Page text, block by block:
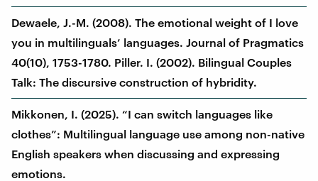
Dewaele, J.-M. (2008). The emotional weight of I love
you in multilinguals’ languages. Journal of Pragmatics
40(10), 1753-1780. Piller. I. (2002). Bilingual Couples
Talk: The discursive construction of hybridity.
Mikkonen, I. (2025). “I can switch languages like
clothes”: Multilingual language use among non-native
English speakers when discussing and expressing
emotions.